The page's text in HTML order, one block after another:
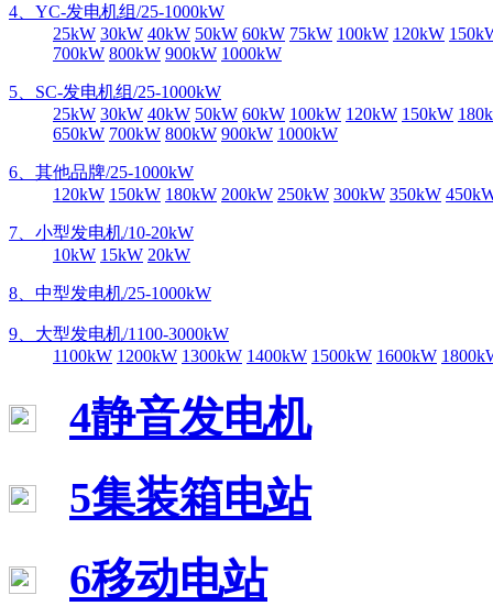
4、YC-发电机组/25-1000kW
25kW 30kW 40kW 50kW 60kW 75kW 100kW 120kW
700kW 800kW 900kW 1000kW
5、SC-发电机组/25-1000kW
25kW 30kW 40kW 50kW 60kW 100kW 120kW 150kW
650kW 700kW 800kW 900kW 1000kW
6、其他品牌/25-1000kW
120kW 150kW 180kW 200kW 250kW 300kW 350kW
7、小型发电机/10-20kW
10kW 15kW 20kW
8、中型发电机/25-1000kW
9、大型发电机/1100-3000kW
1100kW 1200kW 1300kW 1400kW 1500kW 1600kW
4静音发电机
5集装箱电站
6移动电站